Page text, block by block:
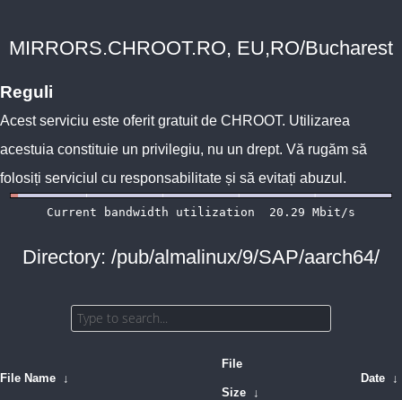
MIRRORS.CHROOT.RO, EU,RO/Bucharest
Reguli
Acest serviciu este oferit gratuit de CHROOT. Utilizarea
acestuia constituie un privilegiu, nu un drept. Vă rugăm să
folosiți serviciul cu responsabilitate și să evitați abuzul.
Directory: /pub/almalinux/9/SAP/aarch64/
File Name ↓
File
Size ↓
Date ↓